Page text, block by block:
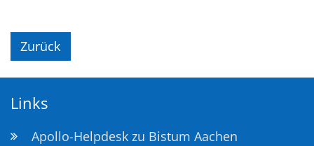
Zurück
Links
Apollo-Helpdesk zu Bistum Aachen